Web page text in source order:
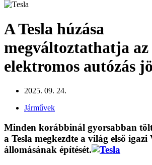
A Tesla húzása
megváltoztathatja az
elektromos autózás
2025. 09. 24.
Járművek
Minden korábbinál gyorsabban
a Tesla megkezdte a világ első
állomásának építését.